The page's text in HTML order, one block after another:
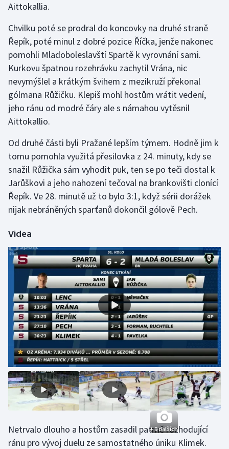
Judo
Krasobruslení
Lezení
Lyže a snowboard
Moderní pětiboj
Motorsport
Olympijské hry
Parasport
Plavání
Plážový volejbal
Ragby
Rychlobruslení
Rychlostní kanoistika
Short track
Sportovní střelba
Stolní tenis
Aittokallia.
Chvilku poté se prodral do koncovky na druhé straně
Řepík, poté minul z dobré pozice Říčka, jenže nakonec
pomohli Mladoboleslavští Spartě k vyrovnání sami.
Kurkovu špatnou rozehrávku zachytil Vrána, nic
nevymýšlel a krátkým švihem z mezikruží překonal
gólmana Růžičku. Klepiš mohl hostům vrátit vedení,
jeho ránu od modré čáry ale s námahou vytěsnil
Aittokallio.
Od druhé části byli Pražané lepším týmem. Hodně jim k
tomu pomohla využitá přesilovka z 24. minuty, kdy se
snažil Růžička sám vyhodit puk, ten se po teči dostal k
Jarůškovi a jeho nahození tečoval na brankovišti clonící
Řepík. Ve 28. minutě už to bylo 3:1, když sérii dorážek
nijak nebráněných sparťanů dokončil gólově Pech.
Videa
+ 9 dalších
Netrvalo dlouho a hostům zasadil patrně rozhodující
ránu pro vývoj duelu ze samostatného úniku Klimek.